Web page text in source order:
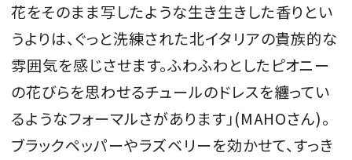
花をそのまま写したような生き生きした香りとい
うよりは、ぐっと洗練された北イタリアの貴族的な
雰囲気を感じさせます。ふわふわとしたピオニー
の花びらを思わせるチュールのドレスを纏ってい
るようなフォーマルさがあります」(MAHOさん)。
ブラックペッパーやラズベリーを効かせて、すっき